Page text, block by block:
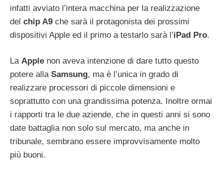
infatti avviato l’intera macchina per la realizzazione
del chip A9 che sarà il protagonista dei prossimi
dispositivi Apple ed il primo a testarlo sarà l’iPad Pro.
La Apple non aveva intenzione di dare tutto questo
potere alla Samsung, ma è l’unica in grado di
realizzare processori di piccole dimensioni e
soprattutto con una grandissima potenza. Inoltre ormai
i rapporti tra le due aziende, che in questi anni si sono
date battaglia non solo sul mercato, ma anche in
tribunale, sembrano essere improvvisamente molto
più buoni.